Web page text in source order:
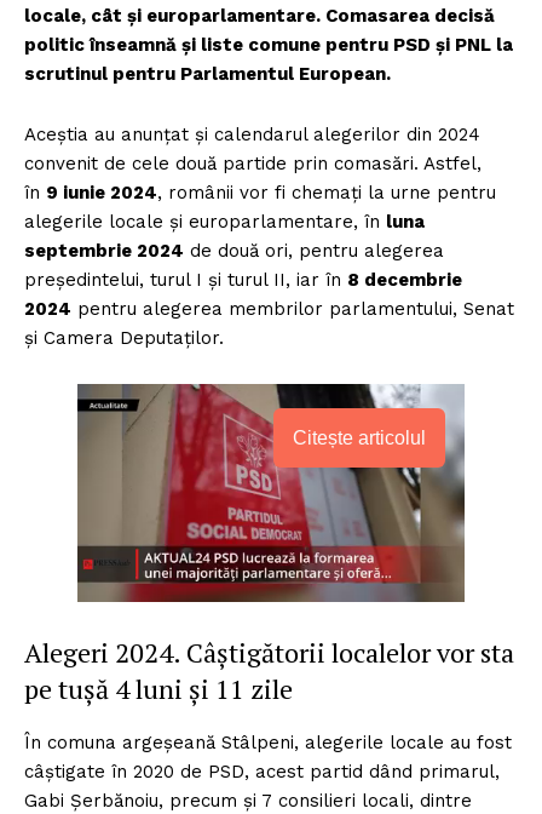
locale, cât și europarlamentare. Comasarea decisă
politic înseamnă și liste comune pentru PSD și PNL la
scrutinul pentru Parlamentul European.
Aceștia au anunțat și calendarul alegerilor din 2024
convenit de cele două partide prin comasări. Astfel,
în 9 iunie 2024, românii vor fi chemați la urne pentru
alegerile locale și europarlamentare, în luna
septembrie 2024 de două ori, pentru alegerea
președintelui, turul I și turul II, iar în 8 decembrie
2024 pentru alegerea membrilor parlamentului, Senat
și Camera Deputaților.
Citește articolul
Alegeri 2024. Câștigătorii localelor vor sta
pe tușă 4 luni și 11 zile
În comuna argeșeană Stâlpeni, alegerile locale au fost
câștigate în 2020 de PSD, acest partid dând primarul,
Gabi Șerbănoiu, precum și 7 consilieri locali, dintre